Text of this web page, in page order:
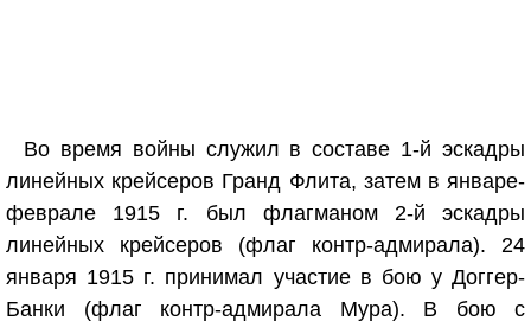
Во время войны служил в составе 1-й эскадры
линейных крейсеров Гранд Флита, затем в январе-
феврале 1915 г. был флагманом 2-й эскадры
линейных крейсеров (флаг контр-адмирала). 24
января 1915 г. принимал участие в бою у Доггер-
Банки (флаг контр-адмирала Мура). В бою с